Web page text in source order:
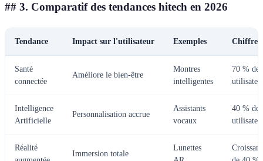
## 3. Comparatif des tendances hitech en 2026
Tendance Impact sur l'utilisateur Exemples Chiffres
Santé
connectée
Améliore le bien-être
Montres
intelligentes
70 % des
Intelligence
Artificielle
Personnalisation accrue
Assistants
vocaux
40 % des
Réalité
Immersion totale
Lunettes